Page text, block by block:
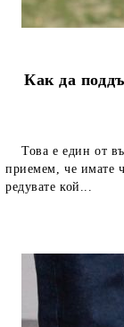
Как да
Това е един от
приемем, че имате
редувате кой...